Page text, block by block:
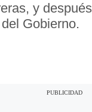
y
Gobierno.